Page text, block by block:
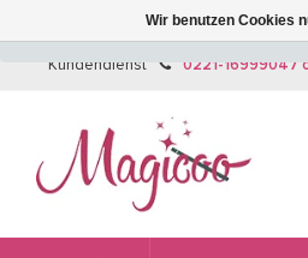
Kundendienst 0221-16999047
Wir benutzen Cookies